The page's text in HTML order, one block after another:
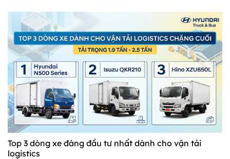
Top 3 dòng xe đáng đầu tư nhất dành cho vận tải
logistics